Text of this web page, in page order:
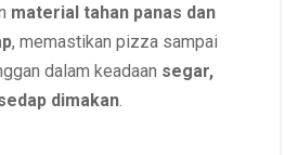
material tahan panas dan
, memastikan pizza sampai
dalam keadaan segar,
dimakan